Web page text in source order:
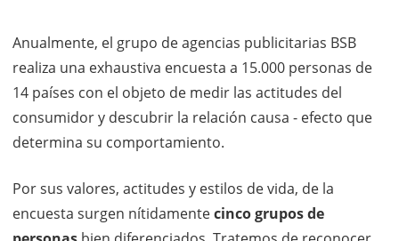
Anualmente, el grupo de agencias publicitarias BSB
realiza una exhaustiva encuesta a 15.000 personas de
14 países con el objeto de medir las actitudes del
consumidor y descubrir la relación causa - efecto que
determina su comportamiento.
Por sus valores, actitudes y estilos de vida, de la
encuesta surgen nítidamentecinco grupos de